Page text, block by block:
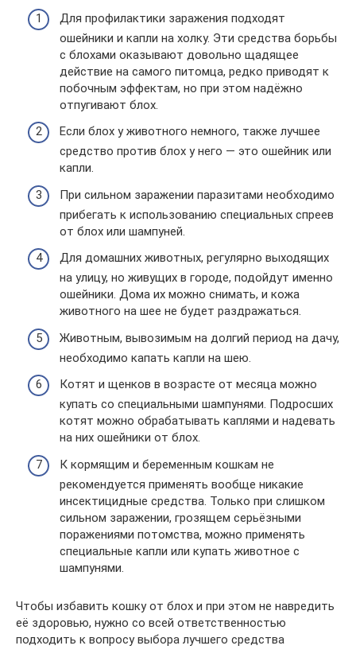
Для профилактики заражения подходят
ошейники и капли на холку. Эти средства борьбы
с блохами оказывают довольно щадящее
действие на самого питомца, редко приводят к
побочным эффектам, но при этом надёжно
отпугивают блох.
Если блох у животного немного, также лучшее
средство против блох у него — это ошейник или
капли.
При сильном заражении паразитами необходимо
прибегать к использованию специальных спреев
от блох или шампуней.
Для домашних животных, регулярно выходящих
на улицу, но живущих в городе, подойдут именно
ошейники. Дома их можно снимать, и кожа
животного на шее не будет раздражаться.
Животным, вывозимым на долгий период на дачу,
необходимо капать капли на шею.
Котят и щенков в возрасте от месяца можно
купать со специальными шампунями. Подросших
котят можно обрабатывать каплями и надевать
на них ошейники от блох.
К кормящим и беременным кошкам не
рекомендуется применять вообще никакие
инсектицидные средства. Только при слишком
сильном заражении, грозящем серьёзными
поражениями потомства, можно применять
специальные капли или купать животное с
шампунями.
Чтобы избавить кошку от блох и при этом не навредить
её здоровью, нужно со всей ответственностью
подходить к вопросу выбора лучшего средства